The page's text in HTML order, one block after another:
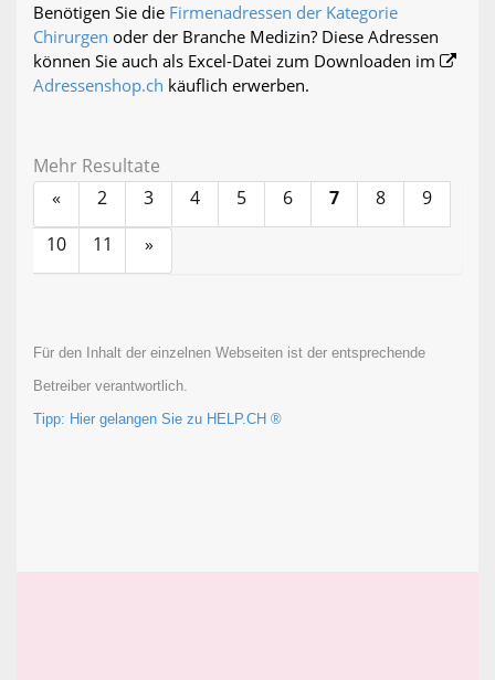
Benötigen Sie die Firmenadressen der Kategorie
Chirurgen oder der Branche Medizin? Diese Adressen
können Sie auch als Excel-Datei zum Downloaden im
Adressenshop.ch käuflich erwerben.
Mehr Resultate
«
2 3 4 5 6 7 8
9
10
11 »
Für den Inhalt der einzelnen Webseiten ist der entsprechende
Betreiber verantwortlich.
Tipp: Hier gelangen Sie zu HELP.CH ®